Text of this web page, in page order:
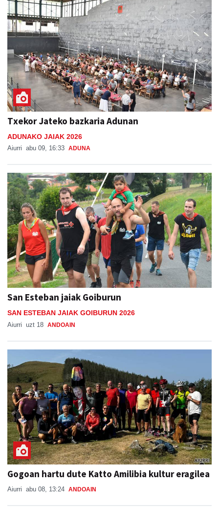
Txekor Jateko bazkaria Adunan
ADUNAKO JAIAK 2026
Aiurri abu 09, 16:33 ADUNA
San Esteban jaiak Goiburun
SAN ESTEBAN JAIAK GOIBURUN 2026
Aiurri uzt 18 ANDOAIN
Gogoan hartu dute Katto Amilibia kultur eragilea
Aiurri abu 08, 13:24 ANDOAIN